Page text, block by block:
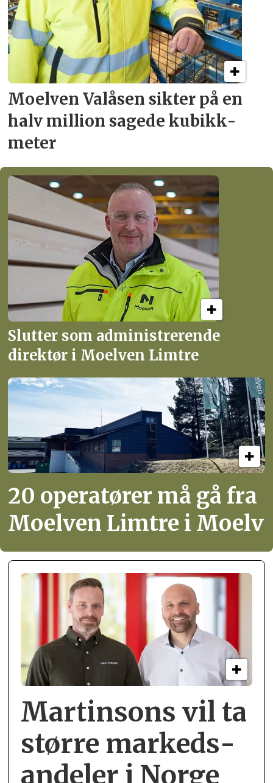
Moelven Valåsen sikter på en
halv million sagede kubikk­
meter
Slutter som administrerende
direktør i Moelven Limtre
20 operatører må gå fra
Moelven Limtre i Moelv
Martinsons vil ta
større markeds­
andeler i Norge